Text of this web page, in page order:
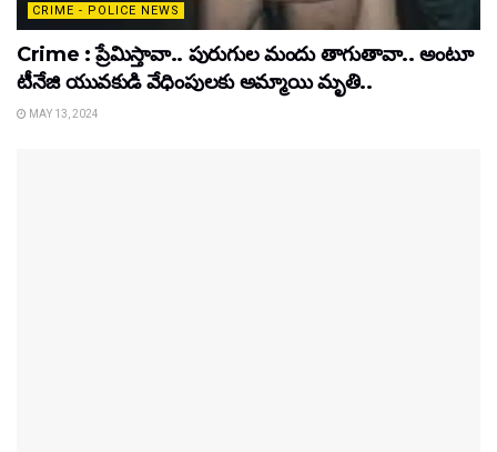
CRIME - POLICE NEWS
Crime : ప్రేమిస్తావా.. పురుగుల మందు తాగుతావా.. అంటూ
టీనేజి యువకుడి వేధింపులకు అమ్మాయి మృతి..
MAY 13, 2024